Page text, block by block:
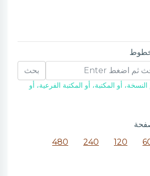
بحث
أو المكتبة، أو المكتبة الفرعية، أو
120
240
480